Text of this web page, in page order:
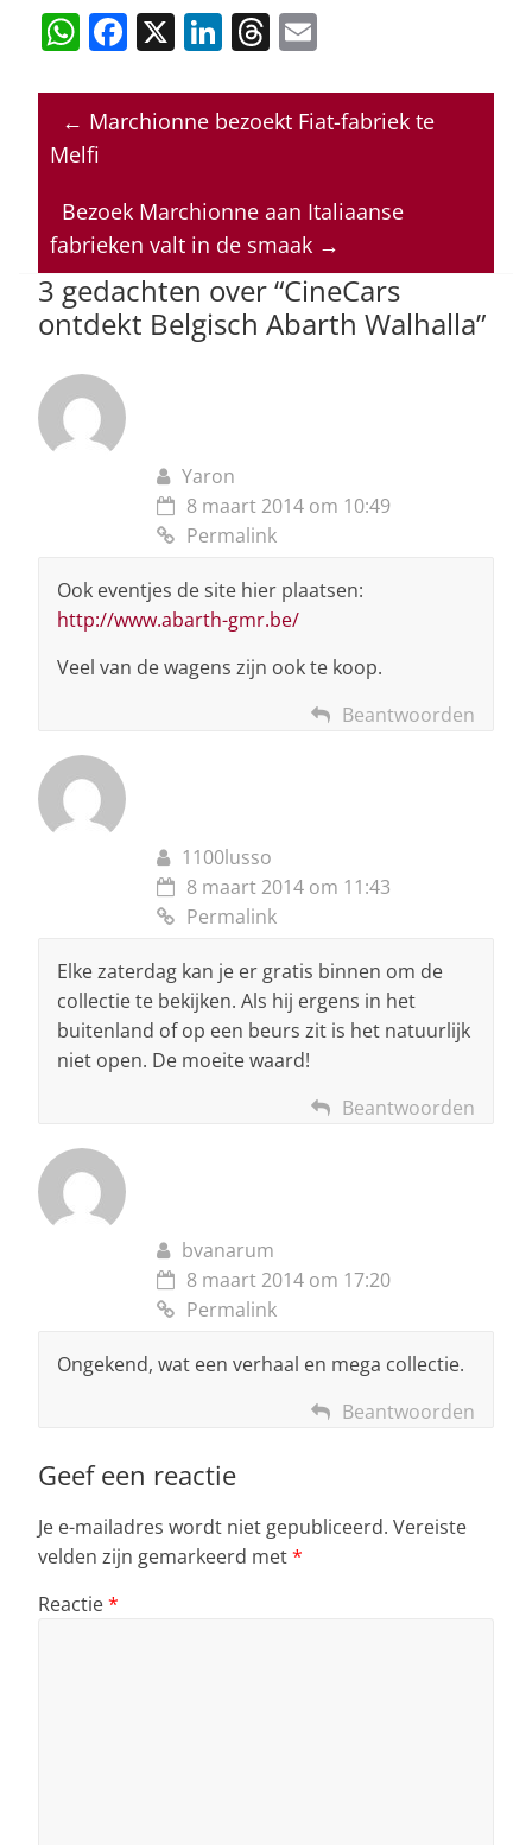
W
at
s
p
p
F
c
e
o
o
k
X Li
k
e
n
T
re
a
s
ai
l
← Marchionne bezoekt Fiat-fabriek te
Melfi
Bezoek Marchionne aan Italiaanse
fabrieken valt in de smaak →
3 gedachten over “CineCars
ontdekt Belgisch Abarth Walhalla”
Yaron
8 maart 2014 om 10:49
Permalink
Ook eventjes de site hier plaatsen:
http://www.abarth-gmr.be/
Veel van de wagens zijn ook te koop.
Beantwoorden
1100lusso
8 maart 2014 om 11:43
Permalink
Elke zaterdag kan je er gratis binnen om de
collectie te bekijken. Als hij ergens in het
buitenland of op een beurs zit is het natuurlijk
niet open. De moeite waard!
Beantwoorden
bvanarum
8 maart 2014 om 17:20
Permalink
Ongekend, wat een verhaal en mega collectie.
Beantwoorden
Geef een reactie
Je e-mailadres wordt niet gepubliceerd. Vereiste
velden zijn gemarkeerd met*
Reactie*